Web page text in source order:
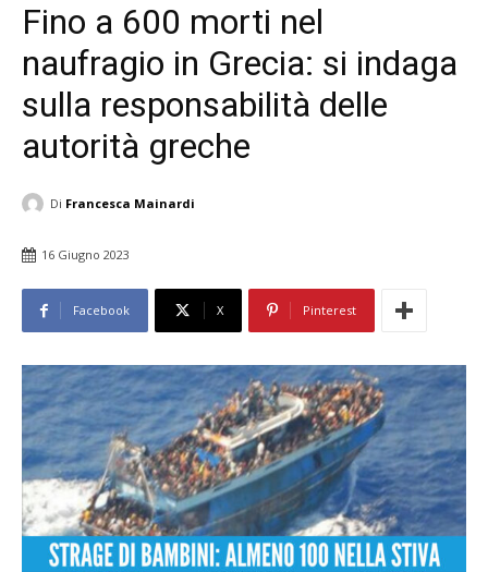
Fino a 600 morti nel
naufragio in Grecia: si indaga
sulla responsabilità delle
autorità greche
Di Francesca Mainardi
16 Giugno 2023
Facebook X Pinterest